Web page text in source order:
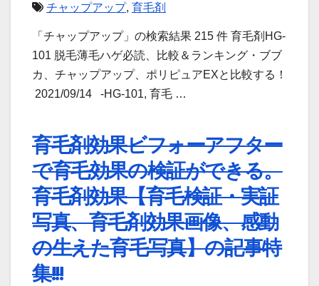
チャップアップ, 育毛剤
「チャップアップ」の検索結果 215 件 育毛剤HG-
101 脱毛薄毛ハゲ必読、比較＆ランキング・ブブ
カ、チャップアップ、ポリピュアEXと比較する！
2021/09/14 -HG-101, 育毛 …
育毛剤効果ビフォーアフター
で育毛効果の検証ができる。
育毛剤効果【育毛検証・実証
写真、育毛剤効果画像、感動
の生えた育毛写真】の記事特
集!!!